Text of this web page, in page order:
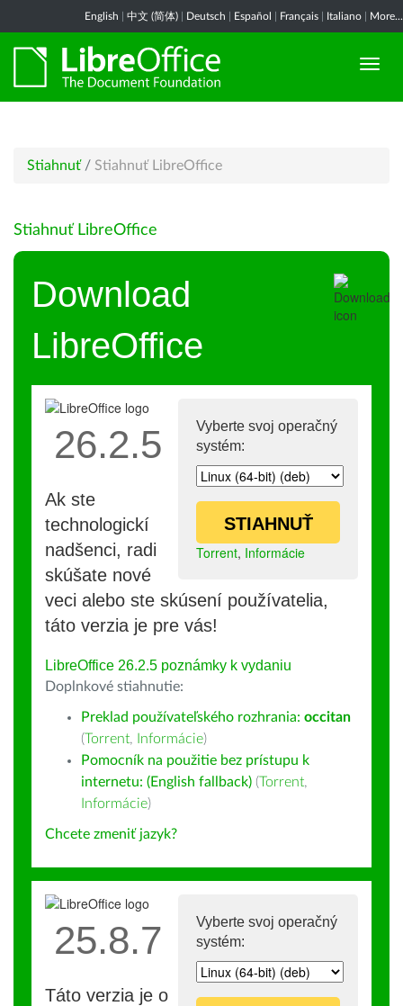
English 中文 (简体) Deutsch Español Français Italiano More...
Stiahnuť / Stiahnuť LibreOffice
Stiahnuť LibreOffice
Download
LibreOffice
Vyberte svoj operačný
systém:
STIAHNUŤ
Torrent, Informácie
26.2.5
Ak ste
technologickí
nadšenci, radi
skúšate nové
veci alebo ste skúsení používatelia,
táto verzia je pre vás!
LibreOffice 26.2.5 poznámky k vydaniu
Doplnkové stiahnutie:
Preklad používateľského rozhrania: occitan
(Torrent, Informácie)
Pomocník na použitie bez prístupu k
internetu: (English fallback) (Torrent,
Informácie)
Chcete zmeniť jazyk?
Vyberte svoj operačný
systém:
25.8.7
Táto verzia je o